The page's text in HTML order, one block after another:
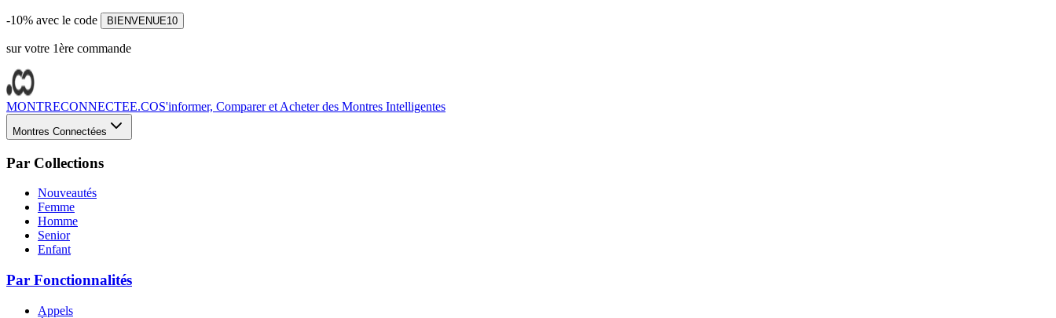
-10% avec le code BIENVENUE10
sur votre 1ère commande
MONTRECONNECTEE.COS'informer, Comparer et Acheter des Montres Intelligentes
Montres Connectées
Par Collections
Nouveautés
Femme
Homme
Senior
Enfant
Par Fonctionnalités
Appels